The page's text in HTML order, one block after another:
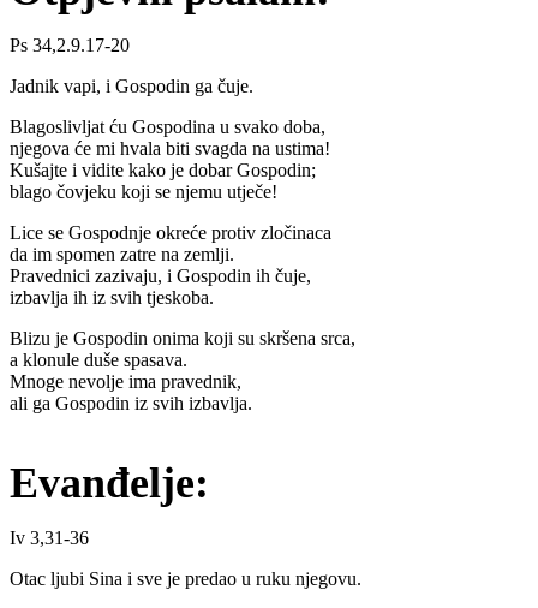
Ps 34,2.9.17-20
Jadnik vapi, i Gospodin ga čuje.
Blagoslivljat ću Gospodina u svako doba,
njegova će mi hvala biti svagda na ustima!
Kušajte i vidite kako je dobar Gospodin;
blago čovjeku koji se njemu utječe!
Lice se Gospodnje okreće protiv zločinaca
da im spomen zatre na zemlji.
Pravednici zazivaju, i Gospodin ih čuje,
izbavlja ih iz svih tjeskoba.
Blizu je Gospodin onima koji su skršena srca,
a klonule duše spasava.
Mnoge nevolje ima pravednik,
ali ga Gospodin iz svih izbavlja.
Evanđelje:
Iv 3,31-36
Otac ljubi Sina i sve je predao u ruku njegovu.